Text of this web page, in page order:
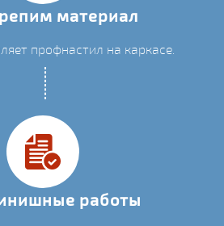
материал
профнастил на каркасе.
работы